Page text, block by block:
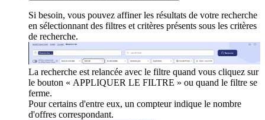
Si besoin, vous pouvez affiner les résultats de votre recherche
en sélectionnant des filtres et critères présents sous les critères
de recherche.
La recherche est relancée avec le filtre quand vous cliquez sur
le bouton « APPLIQUER LE FILTRE » ou quand le filtre se
ferme.
Pour certains d'entre eux, un compteur indique le nombre
d'offres correspondant.